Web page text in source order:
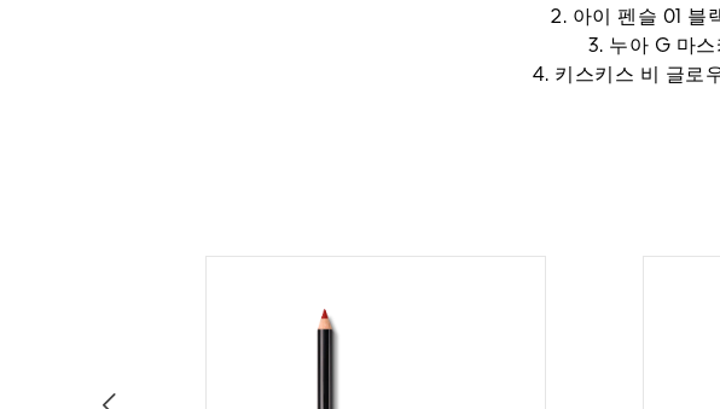
2. 아이 펜슬 01 블
3. 누아 G 마
4. 키스키스 비 글로
6. 루즈 G 새틴